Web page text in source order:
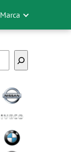
Marca